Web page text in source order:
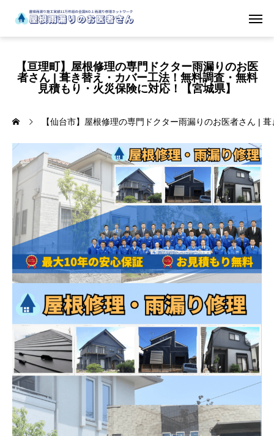
【亘理町】屋根修理の専門ドクター雨漏りのお医
者さん | 葺き替え・カバー工法！無料調査・無料
見積もり・火災保険に対応！【宮城県】
【仙台市】屋根修理の専門ドクター雨漏りのお医者さん |